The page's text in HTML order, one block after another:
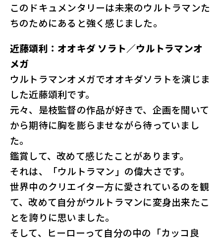
このドキュメンタリーは未来のウルトラマンた
ちのためにあると強く感じました。
近藤頌利：オオキダ ソラト／ウルトラマンオ
メガ
ウルトラマンオメガでオオキダソラトを演じま
した近藤頌利です。
元々、是枝監督の作品が好きで、企画を聞いて
から期待に胸を膨らませながら待っていまし
た。
鑑賞して、改めて感じたことがあります。
それは、「ウルトラマン」の偉大さです。
世界中のクリエイター方に愛されているのを観
て、改めて自分がウルトラマンに変身出来たこ
とを誇りに思いました。
そして、ヒーローって自分の中の「カッコ良